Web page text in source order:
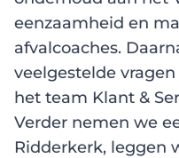
eenzaamheid en
afvalcoaches.
veelgestelde
het team Klant &
Verder nemen we
Ridderkerk, leggen